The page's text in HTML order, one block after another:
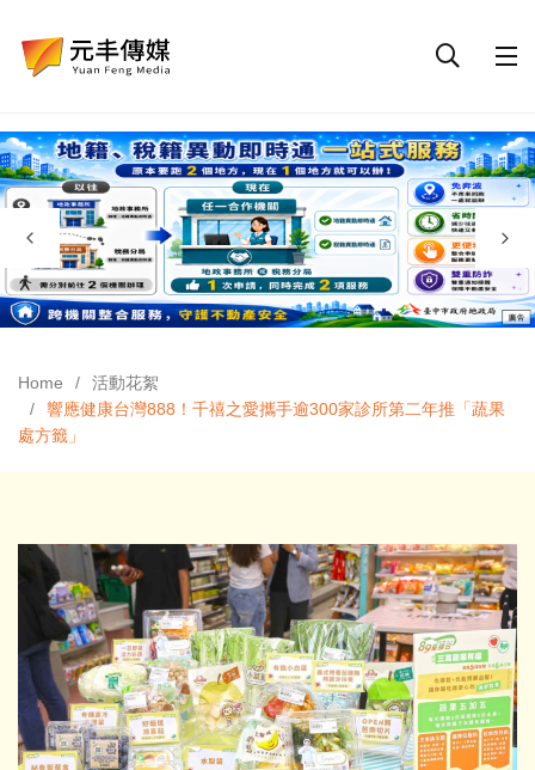
Home
活動花絮
響應健康台灣888！千禧之愛攜手逾300家診所第二年推「蔬果
處方籤」